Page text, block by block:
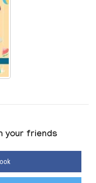
your friends